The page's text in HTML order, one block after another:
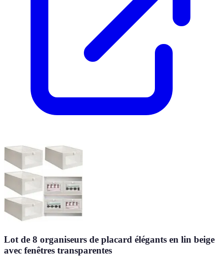
Lot de 8 organiseurs de placard élégants en lin beige
avec fenêtres transparentes